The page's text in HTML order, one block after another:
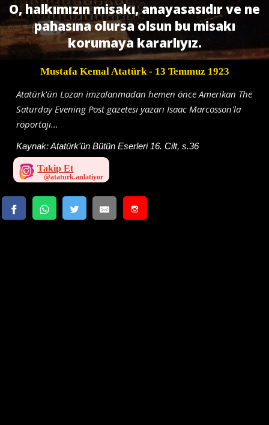
O, halkımızın misakı, anayasasıdır ve ne
pahasına olursa olsun bu misakı
korumaya kararlıyız.
Mustafa Kemal Atatürk- 13 Temmuz 1923
Atatürk'ün Lozan imzalanmadan hemen önce Amerikan The
Saturday Evening Post gazetesi yazarı Isaac Marcosson'la
röportajı...
Kaynak:Atatürk'ün Bütün Eserleri 16. Cilt, s.36
Takip Et